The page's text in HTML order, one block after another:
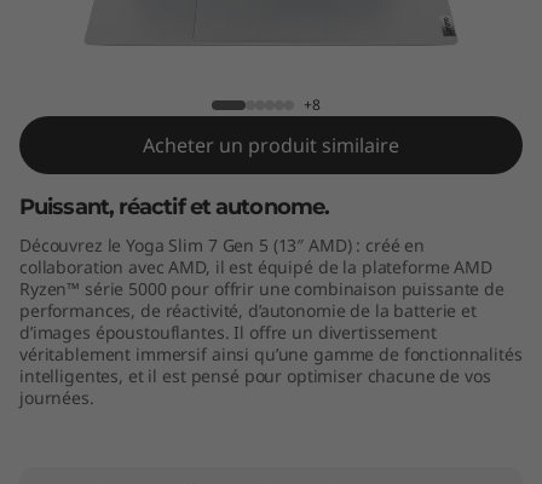
A
M
D
Yoga Slim 7 Gen 5 (13" AMD)
+8
Acheter un produit similaire
Puissant, réactif et autonome.
Découvrez le Yoga Slim 7 Gen 5 (13″ AMD) : créé en
collaboration avec AMD, il est équipé de la plateforme AMD
Ryzen™ série 5000 pour offrir une combinaison puissante de
performances, de réactivité, d’autonomie de la batterie et
d’images époustouflantes. Il offre un divertissement
véritablement immersif ainsi qu’une gamme de fonctionnalités
intelligentes, et il est pensé pour optimiser chacune de vos
journées.